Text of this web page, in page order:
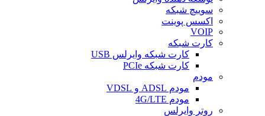
سوییچ شبکه
اکسس پوینت
VOIP
کارت شبکه
کارت شبکه وایرلس USB
کارت شبکه PCIe
مودم
مودم ADSL و VDSL
مودم 4G/LTE
روتر وایرلس